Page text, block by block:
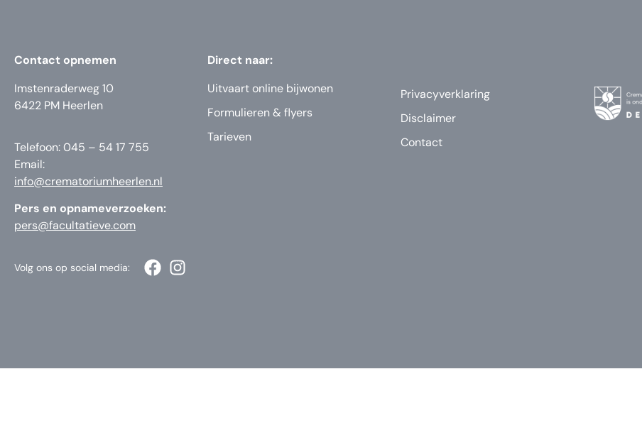
Contact opnemen
Imstenraderweg 10
6422 PM Heerlen
Telefoon: 045 – 54 17 755
Email:
info@crematoriumheerlen.nl
Pers en opnameverzoeken:
pers@facultatieve.com
Direct naar:
Uitvaart online bijwonen
Formulieren & flyers
Tarieven
Privacyverklaring
Disclaimer
Contact
Volg ons op social media: